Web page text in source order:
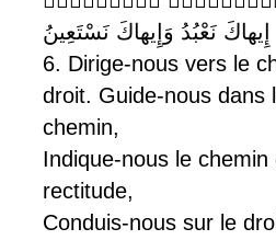
إِيهاكَ نَعْبُدُ وَإِيهاكَ نَسْتَعِينُ
6. Dirige-nous vers le
droit. Guide-nous dans
chemin,
Indique-nous le chemin
rectitude,
Conduis-nous sur le